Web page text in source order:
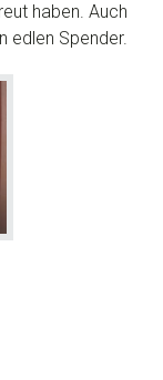
haben. Auch
edlen Spender.